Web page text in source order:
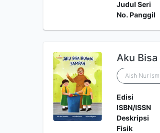
Judul Seri
No. Panggil
Aku Bisa
Aish Nur
Edisi
ISBN/ISSN
Deskripsi
Fisik